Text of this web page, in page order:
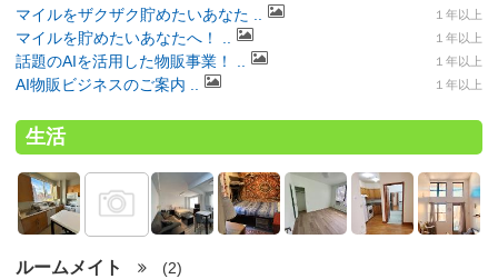
マイルをザクザク貯めたいあなた .. １年以上
マイルを貯めたいあなたへ！ .. １年以上
話題のAIを活用した物販事業！ .. １年以上
AI物販ビジネスのご案内 .. １年以上
生活
ルームメイト (2)